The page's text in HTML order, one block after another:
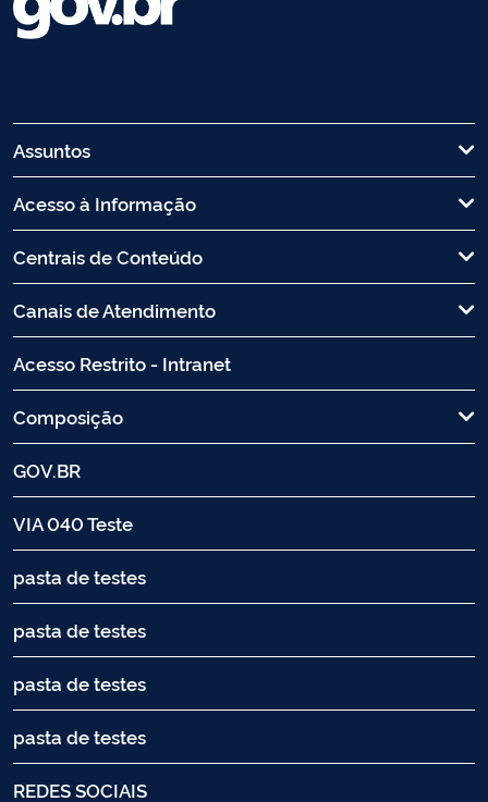
Assuntos
Acesso à Informação
Centrais de Conteúdo
Canais de Atendimento
Acesso Restrito - Intranet
Composição
GOV.BR
VIA 040 Teste
pasta de testes
pasta de testes
pasta de testes
pasta de testes
REDES SOCIAIS